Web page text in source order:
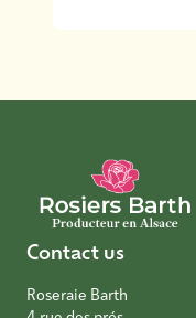
Contact us
Roseraie Barth